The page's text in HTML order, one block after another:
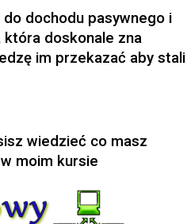
dochodu pasywnego i
która doskonale zna
im przekazać aby stali
wiedzieć co masz
moim kursie